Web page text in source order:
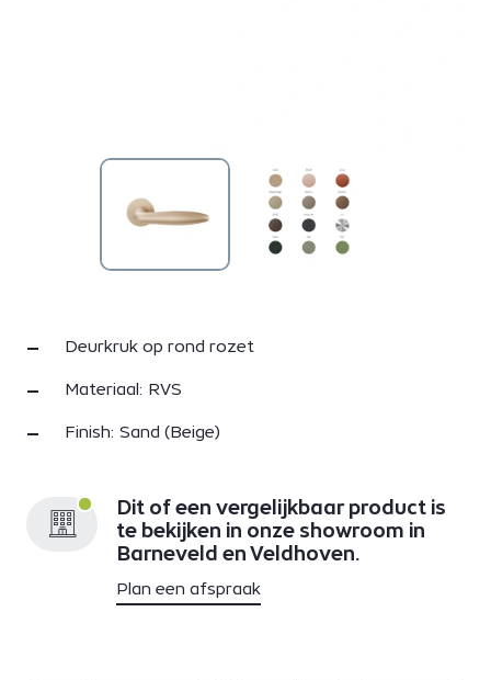
Deurkruk op rond rozet
Materiaal: RVS
Finish: Sand (Beige)
Dit of een vergelijkbaar product is
te bekijken in onze showroom in
Barneveld en Veldhoven.
Plan een afspraak